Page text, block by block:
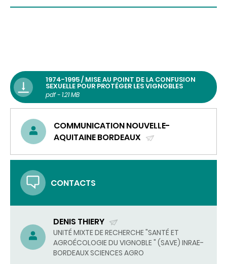
1974-1995 / MISE AU POINT DE LA CONFUSION
SEXUELLE POUR PROTÉGER LES VIGNOBLES
pdf - 1.21 MB
COMMUNICATION NOUVELLE-
AQUITAINE BORDEAUX
UN
CONTACTS
DENIS THIERY
(ENVOYER
UN
COURRIEL)
UNITÉ MIXTE DE RECHERCHE "SANTÉ ET
AGROÉCOLOGIE DU VIGNOBLE " (SAVE) INRAE-
BORDEAUX SCIENCES AGRO